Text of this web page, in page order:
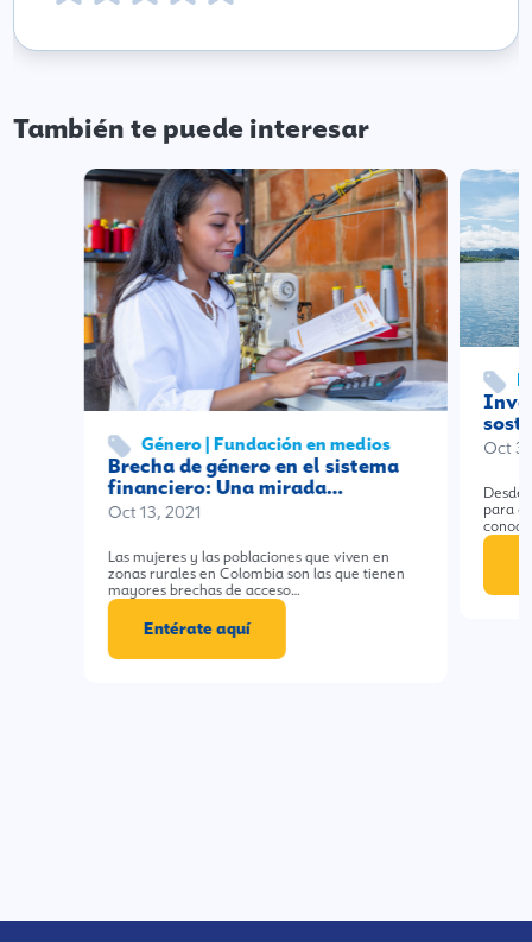
También te puede interesar
Género | Fundación en medios
Brecha de género en el sistema
financiero: Una mirada…
Oct 13, 2021
Las mujeres y las poblaciones que viven en
zonas rurales en Colombia son las que tienen
mayores brechas de acceso…
Entérate aquí
Oct
Desde
para